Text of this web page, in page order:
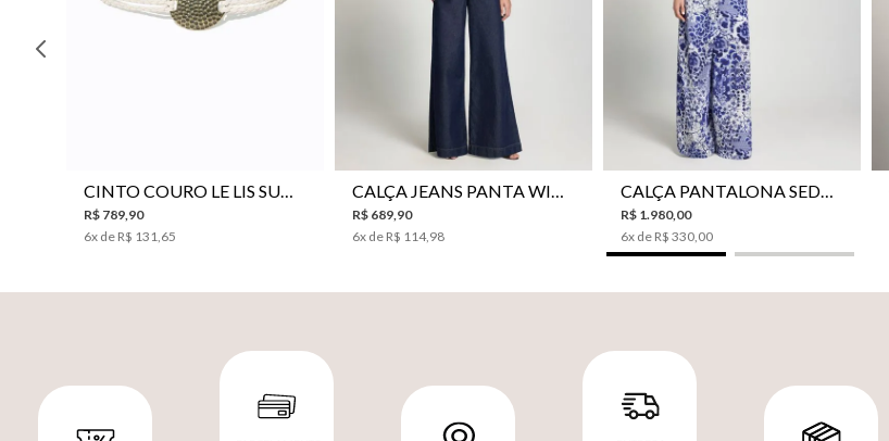
CINTO COURO LE LIS SUKI FEMININO
R$ 789,90
6x de R$ 131,65
34 36 40 44
CALÇA JEANS PANTA WIDE LE LIS ISIS FEMININA
R$ 689,90
6x de R$ 114,98
34 36 38 40
CALÇA PANTALONA SEDA LE LIS AKARI FEMININA
R$ 1.980,00
6x de R$ 330,00